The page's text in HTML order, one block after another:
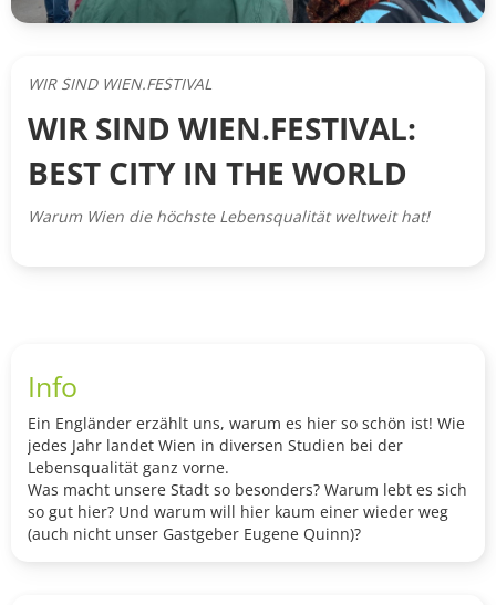
WIR SIND WIEN.FESTIVAL
WIR SIND WIEN.FESTIVAL:
BEST CITY IN THE WORLD
Warum Wien die höchste Lebensqualität weltweit hat!
Info
Ein Engländer erzählt uns, warum es hier so schön ist! Wie
jedes Jahr landet Wien in diversen Studien bei der
Lebensqualität ganz vorne.
Was macht unsere Stadt so besonders? Warum lebt es sich
so gut hier? Und warum will hier kaum einer wieder weg
(auch nicht unser Gastgeber Eugene Quinn)?